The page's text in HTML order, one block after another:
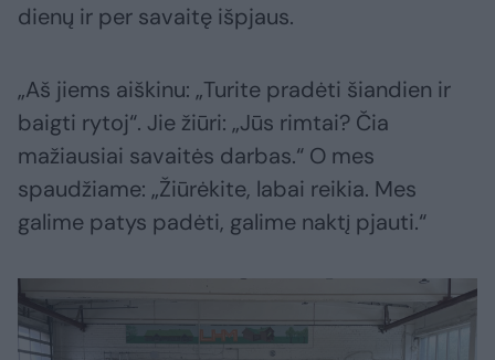
dienų ir per savaitę išpjaus.
„Aš jiems aiškinu: „Turite pradėti šiandien ir
baigti rytoj“. Jie žiūri: „Jūs rimtai? Čia
mažiausiai savaitės darbas.“ O mes
spaudžiame: „Žiūrėkite, labai reikia. Mes
galime patys padėti, galime naktį pjauti.“